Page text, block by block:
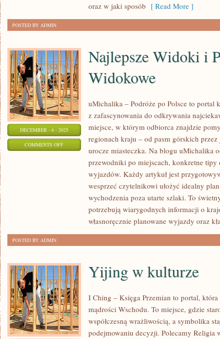
oraz w jaki sposób [ Read More ]
POSTED BY ADMIN
DECEMBER - 6 - 2025
COMMENTS OFFON
Najlepsze Widoki i
Widokowe
uMichalika – Podróże po Polsce to portal
z zafascynowania do odkrywania
miejsce, w którym odbiorca znajdzie
regionach kraju – od pasm górskich
urocze miasteczka. Na blogu uMichalika
przewodniki po miejscach, konkretne
wyjazdów. Każdy artykuł jest
wesprzeć czytelnikowi ułożyć idealny
wychodzenia poza utarte szlaki. To
potrzebują wiarygodnych informacji o
własnoręcznie planowane wyjazdy oraz
POSTED BY ADMIN
Yijing w kulturze
I Ching – Księga Przemian to portal,
mądrości Wschodu. To miejsce, gdzie
współczesną wrażliwością, a symbolika
podejmowaniu decyzji. Polecamy Religia